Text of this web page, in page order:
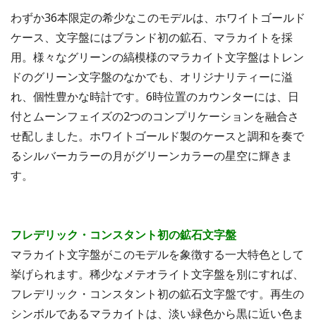
わずか36本限定の希少なこのモデルは、ホワイトゴールド
ケース、文字盤にはブランド初の鉱石、マラカイトを採
用。様々なグリーンの縞模様のマラカイト文字盤はトレン
ドのグリーン文字盤のなかでも、オリジナリティーに溢
れ、個性豊かな時計です。6時位置のカウンターには、日
付とムーンフェイズの2つのコンプリケーションを融合さ
せ配しました。ホワイトゴールド製のケースと調和を奏で
るシルバーカラーの月がグリーンカラーの星空に輝きま
す。
フレデリック・コンスタント初の鉱石文字盤
マラカイト文字盤がこのモデルを象徴する一大特色として
挙げられます。稀少なメテオライト文字盤を別にすれば、
フレデリック・コンスタント初の鉱石文字盤です。再生の
シンボルであるマラカイトは、淡い緑色から黒に近い色ま